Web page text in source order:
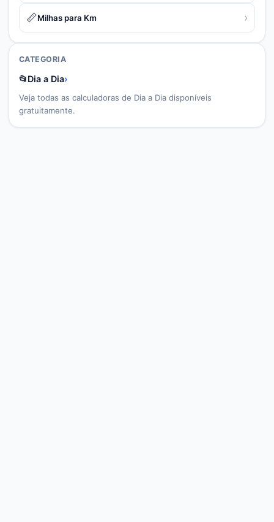
📏Milhas para Km ›
CATEGORIA
📂Dia a Dia›
Veja todas as calculadoras de Dia a Dia disponíveis
gratuitamente.